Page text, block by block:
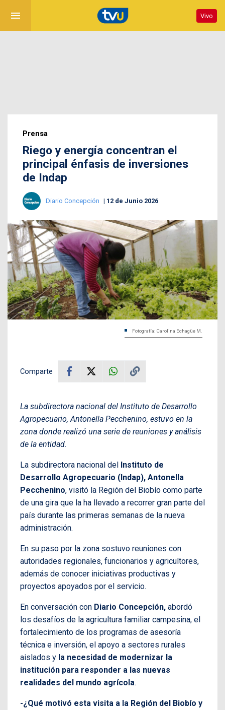
menu Vivo
Prensa
Riego y energía concentran el
principal énfasis de inversiones
de Indap
Diario Concepción 12 de Junio 2026
Fotografía: Carolina Echagüe M.
Comparte
La subdirectora nacional del Instituto de Desarrollo
Agropecuario, Antonella Pecchenino, estuvo en la
zona donde realizó una serie de reuniones y análisis
de la entidad.
La subdirectora nacional del Instituto de
Desarrollo Agropecuario (Indap), Antonella
Pecchenino, visitó la Región del Biobío como parte
de una gira que la ha llevado a recorrer gran parte del
país durante las primeras semanas de la nueva
administración.
En su paso por la zona sostuvo reuniones con
autoridades regionales, funcionarios y agricultores,
además de conocer iniciativas productivas y
proyectos apoyados por el servicio.
En conversación con Diario Concepción, abordó
los desafíos de la agricultura familiar campesina, el
fortalecimiento de los programas de asesoría
técnica e inversión, el apoyo a sectores rurales
aislados y la necesidad de modernizar la
institución para responder a las nuevas
realidades del mundo agrícola.
-¿Qué motivó esta visita a la Región del Biobío y